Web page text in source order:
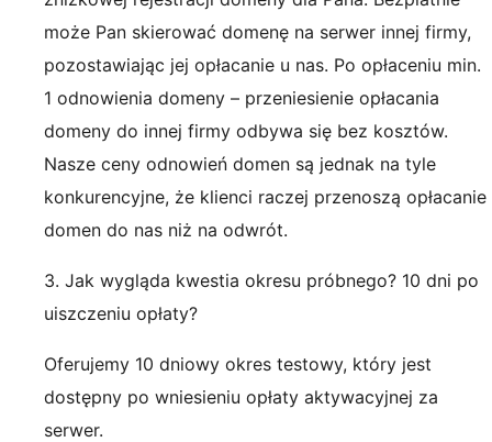
może Pan skierować domenę na serwer innej firmy,
pozostawiając jej opłacanie u nas. Po opłaceniu min.
1 odnowienia domeny – przeniesienie opłacania
domeny do innej firmy odbywa się bez kosztów.
Nasze ceny odnowień domen są jednak na tyle
konkurencyjne, że klienci raczej przenoszą opłacanie
domen do nas niż na odwrót.
3. Jak wygląda kwestia okresu próbnego? 10 dni po
uiszczeniu opłaty?
Oferujemy 10 dniowy okres testowy, który jest
dostępny po wniesieniu opłaty aktywacyjnej za
serwer.